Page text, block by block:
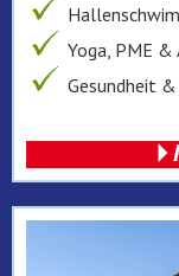
Yoga, PME
Gesundheit